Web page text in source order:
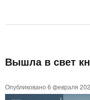
Вышла в свет
Опубликовано 6 февраля